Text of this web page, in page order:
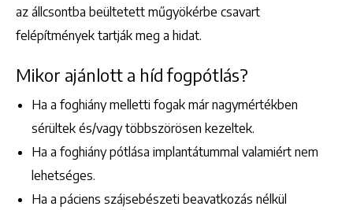
az állcsontba beültetett műgyökérbe csavart
felépítmények tartják meg a hidat.
Mikor ajánlott a híd fogpótlás?
Ha a foghiány melletti fogak már nagymértékben
sérültek és/vagy többszörösen kezeltek.
Ha a foghiány pótlása implantátummal valamiért nem
lehetséges.
Ha a páciens szájsebészeti beavatkozás nélkül